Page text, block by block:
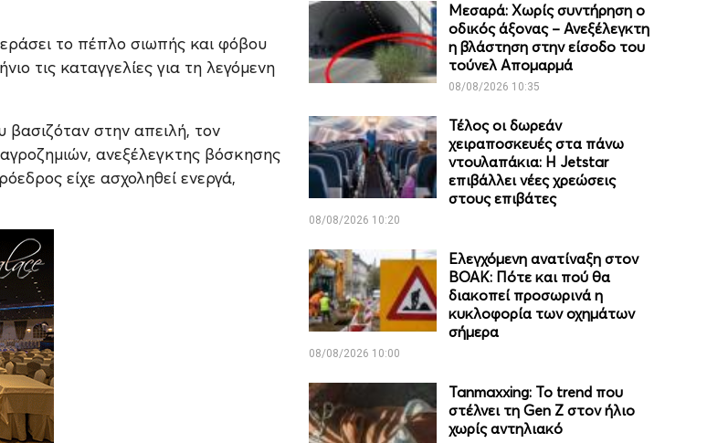
το πέπλο σιωπής και φόβου
τις καταγγελίες για τη λεγόμενη
στην απειλή, τον
ανεξέλεγκτης βόσκησης
είχε ασχοληθεί ενεργά,
Μεσαρά: Χωρίς συντήρηση ο
οδικός άξονας – Ανεξέλεγκτη
η βλάστηση στην είσοδο του
τούνελ Απομαρμά
08/08/2026 10:35
Τέλος οι δωρεάν
χειραποσκευές στα πάνω
ντουλαπάκια: Η Jetstar
επιβάλλει νέες χρεώσεις
στους επιβάτες
08/08/2026 10:20
Ελεγχόμενη ανατίναξη στον
ΒΟΑΚ: Πότε και πού θα
διακοπεί προσωρινά η
κυκλοφορία των οχημάτων
σήμερα
08/08/2026 10:00
Tanmaxxing: To trend που
στέλνει τη Gen Z στον ήλιο
χωρίς αντηλιακό